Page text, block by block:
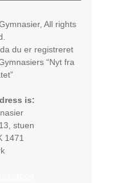
All rights
du er registreret
“Nyt fra
is:
stuen
1471